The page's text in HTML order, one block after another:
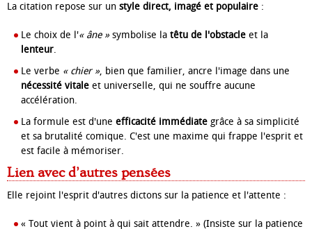
La citation repose sur un style direct, imagé et populaire :
Le choix de l'« âne »symbolise la têtu de l'obstacle et la
lenteur.
Le verbe « chier », bien que familier, ancre l'image dans une
nécessité vitale et universelle, qui ne souffre aucune
accélération.
La formule est d'une efficacité immédiate grâce à sa simplicité
et sa brutalité comique. C'est une maxime qui frappe l'esprit et
est facile à mémoriser.
Lien avec d’autres pensées
Elle rejoint l'esprit d'autres dictons sur la patience et l'attente :
« Tout vient à point à qui sait attendre. » (Insiste sur la patience